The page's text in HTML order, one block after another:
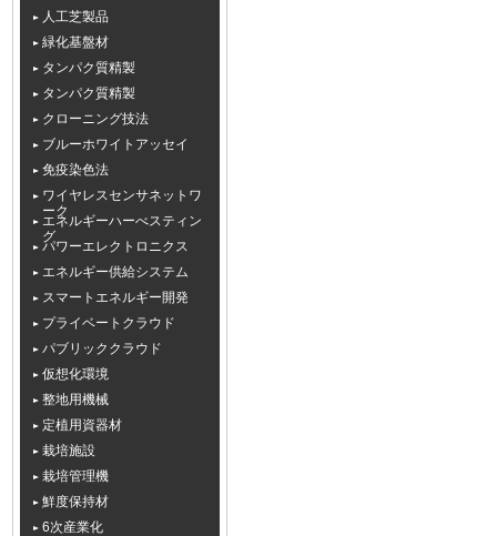
人工芝製品
緑化基盤材
タンパク質精製
タンパク質精製
クローニング技法
ブルーホワイトアッセイ
免疫染色法
ワイヤレスセンサネットワ
ーク
エネルギーハーべスティン
グ
パワーエレクトロニクス
エネルギー供給システム
スマートエネルギー開発
プライベートクラウド
パブリッククラウド
仮想化環境
整地用機械
定植用資器材
栽培施設
栽培管理機
鮮度保持材
6次産業化